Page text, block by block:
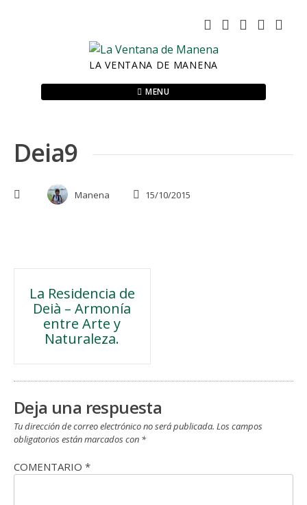
LA VENTANA DE MANENA
MENU
Deia9
Manena 15/10/2015
Navegación
de
entradas
La Residencia de
Deià – Armonía
entre Arte y
Naturaleza.
Deja una respuesta
Tu dirección de correo electrónico no será publicada. Los campos
obligatorios están marcados con *
COMENTARIO *